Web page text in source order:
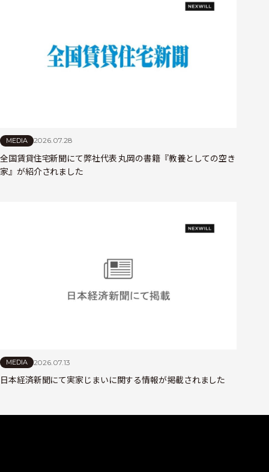
MEDIA 2026.07.28
全国賃貸住宅新聞にて弊社代表 丸岡の書籍『教養としての空き
家』が紹介されました
MEDIA 2026.07.13
日本経済新聞にて実家じまいに関する情報が掲載されました